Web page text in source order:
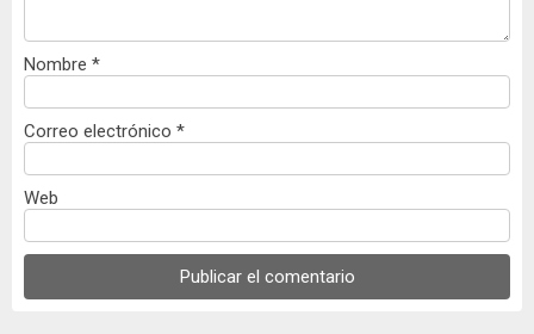
Nombre *
Correo electrónico *
Web